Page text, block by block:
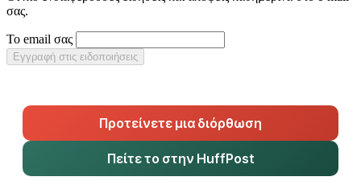
σας.
Το email σας
Εγγραφή στις ειδοποιήσεις
Προτείνετε μια διόρθωση
Πείτε το στην HuffPost